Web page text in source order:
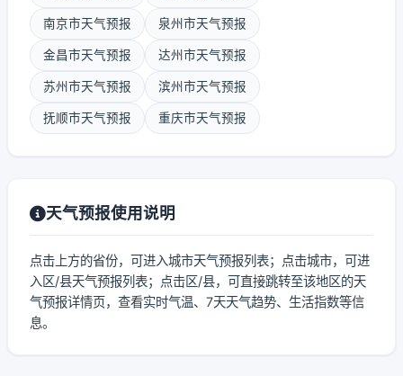
南京市天气预报 泉州市天气预报
金昌市天气预报 达州市天气预报
苏州市天气预报 滨州市天气预报
抚顺市天气预报 重庆市天气预报
天气预报使用说明
点击上方的省份，可进入城市天气预报列表；点击城市，可进
入区/县天气预报列表；点击区/县，可直接跳转至该地区的天
气预报详情页，查看实时气温、7天天气趋势、生活指数等信
息。